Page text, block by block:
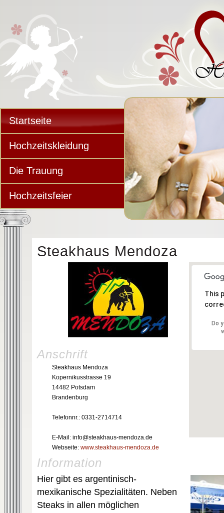
Startseite
Hochzeitskleidung
Die Trauung
Hochzeitsfeier
Steakhaus Mendoza
This
Do
Anschrift
Steakhaus Mendoza
Kopernikusstrasse 19
14482 Potsdam
Brandenburg
Telefonnr.: 0331-2714714
E-Mail: info@steakhaus-mendoza.de
Webseite: www.steakhaus-mendoza.de
Information
Hier gibt es argentinisch-
mexikanische Spezialitäten. Neben
Steaks in allen möglichen